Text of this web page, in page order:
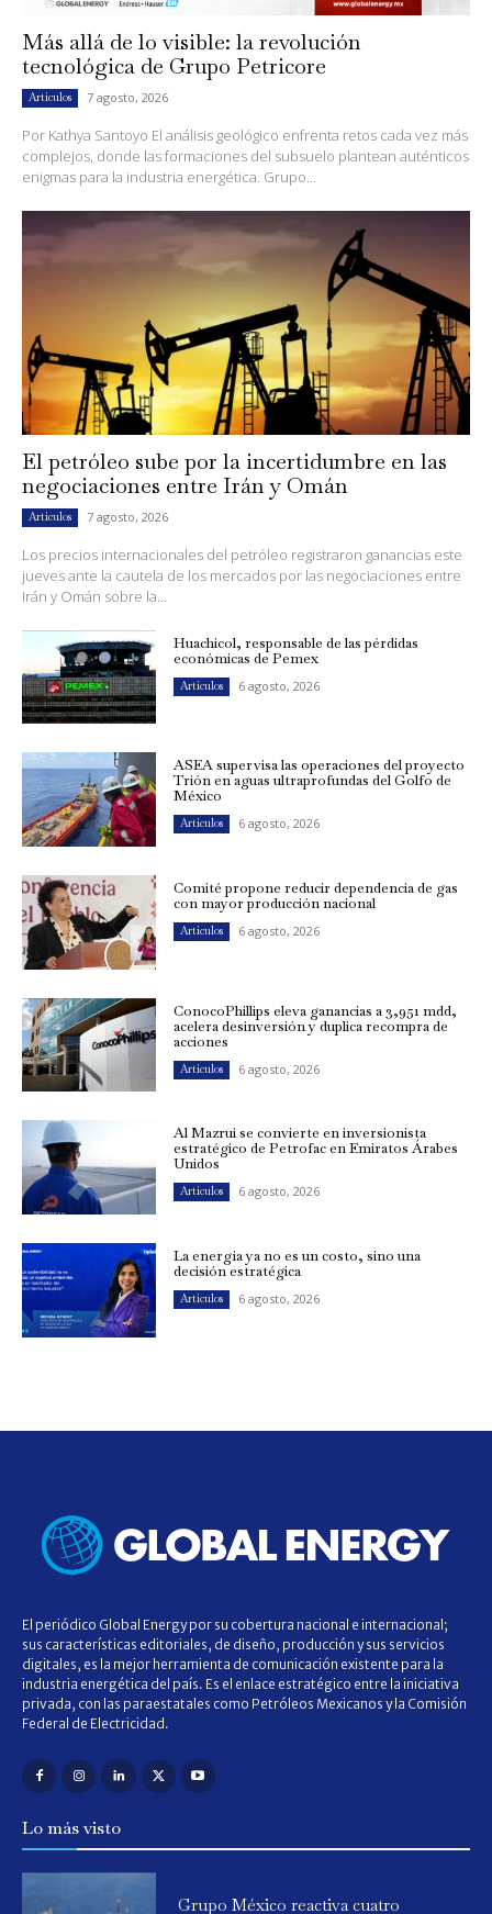
Más allá de lo visible: la revolución
tecnológica de Grupo Petricore
Artículos 7 agosto, 2026
Por Kathya Santoyo El análisis geológico enfrenta retos cada vez más
complejos, donde las formaciones del subsuelo plantean auténticos
enigmas para la industria energética. Grupo...
El petróleo sube por la incertidumbre en las
negociaciones entre Irán y Omán
Artículos 7 agosto, 2026
Los precios internacionales del petróleo registraron ganancias este
jueves ante la cautela de los mercados por las negociaciones entre
Irán y Omán sobre la...
Huachicol, responsable de las pérdidas
económicas de Pemex
Artículos 6 agosto, 2026
ASEA supervisa las operaciones del proyecto
Trión en aguas ultraprofundas del Golfo de
México
Artículos 6 agosto, 2026
Comité propone reducir dependencia de gas
con mayor producción nacional
Artículos 6 agosto, 2026
ConocoPhillips eleva ganancias a 3,951 mdd,
acelera desinversión y duplica recompra de
acciones
Artículos 6 agosto, 2026
Al Mazrui se convierte en inversionista
estratégico de Petrofac en Emiratos Árabes
Unidos
Artículos 6 agosto, 2026
La energía ya no es un costo, sino una
decisión estratégica
Artículos 6 agosto, 2026
El periódico Global Energy por su cobertura nacional e internacional;
sus características editoriales, de diseño, producción y sus servicios
digitales, es la mejor herramienta de comunicación existente para la
industria energética del país. Es el enlace estratégico entre la iniciativa
privada, con las paraestatales como Petróleos Mexicanos y la Comisión
Federal de Electricidad.
Lo más visto
Grupo México reactiva cuatro